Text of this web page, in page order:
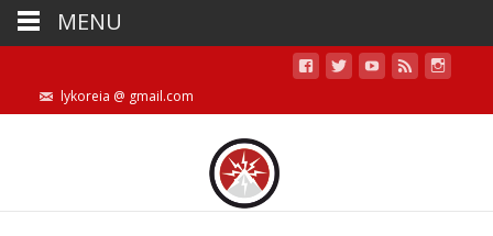
lykoreia @ gmail.com
MENU